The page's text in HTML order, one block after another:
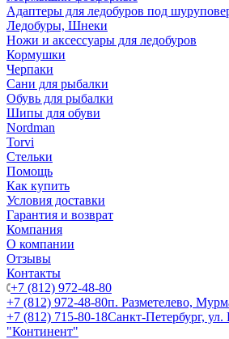
Адаптеры для ледобуров под
Ледобуры, Шнеки
Ножи и аксессуары для ледобуров
Кормушки
Черпаки
Сани для рыбалки
Обувь для рыбалки
Шипы для обуви
Nordman
Torvi
Стельки
Помощь
Как купить
Условия доставки
Гарантия и возврат
Компания
О компании
Отзывы
Контакты
+7 (812) 972-48-80
+7 (812) 972-48-80п. Разметелево,
+7 (812) 715-80-18Санкт-Петербург,
"Континент"